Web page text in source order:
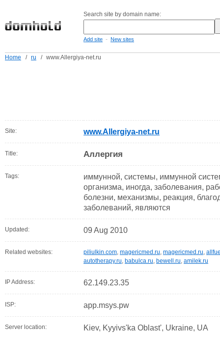
Search site by domain name:
Add site - New sites
Home / ru / www.Allergiya-net.ru
Site: www.Allergiya-net.ru
Title: Аллергия
Tags:
иммунной, системы, иммунной
организма, иногда, заболевания,
болезни, механизмы, реакция,
заболеваний, являются
Updated: 09 Aug 2010
Related websites: piliulkin.com, magericmed.ru, magericmed.ru,
autotherapy.ru, babulca.ru, bewell.ru, amilek.ru
IP Address: 62.149.23.35
ISP: app.msys.pw
Server location: Kiev, Kyyivs'ka Oblast', Ukraine, UA